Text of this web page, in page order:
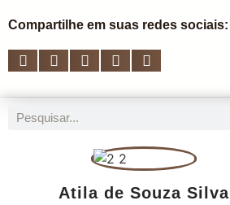
Compartilhe em suas redes sociais:
Atila de Souza Silva